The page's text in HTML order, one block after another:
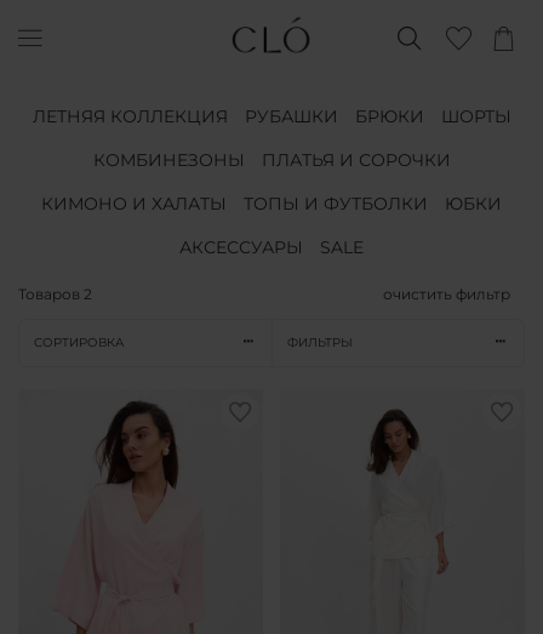
ЛЕТНЯЯ КОЛЛЕКЦИЯ РУБАШКИ БРЮКИ
ШОРТЫ
КОМБИНЕЗОНЫ
ПЛАТЬЯ И СОРОЧКИ
КИМОНО И ХАЛАТЫ
ТОПЫ И ФУТБОЛКИ
ЮБКИ
АКСЕССУАРЫ
SALE
Товаров 2 очистить фильтр
СОРТИРОВКА ФИЛЬТРЫ